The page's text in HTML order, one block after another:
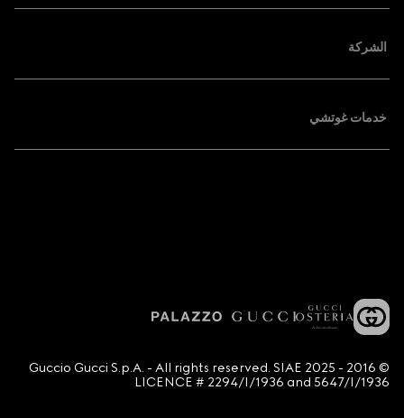
الشركة
خدمات غوتشي
© 2016 - 2025 Guccio Gucci S.p.A. - All rights reserved. SIAE
LICENCE # 2294/I/1936 and 5647/I/1936